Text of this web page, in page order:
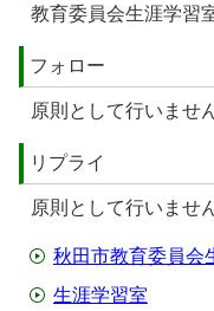
教育委員会生涯学習
フォロー
原則として行いませ
リプライ
原則として行いませ
秋田市教育委員会
生涯学習室